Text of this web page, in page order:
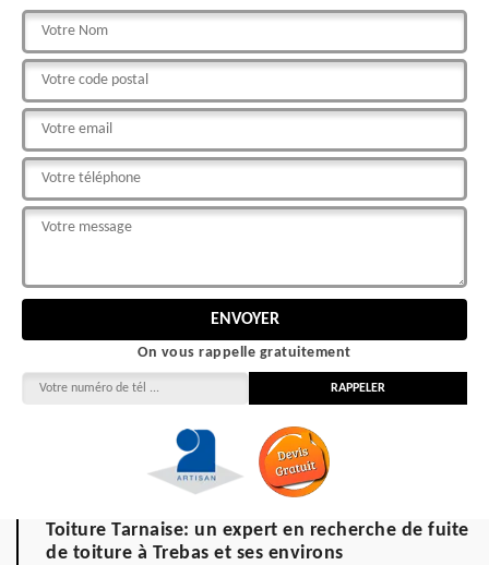
On vous rappelle gratuitement
Toiture Tarnaise: un expert en recherche de fuite
de toiture à Trebas et ses environs